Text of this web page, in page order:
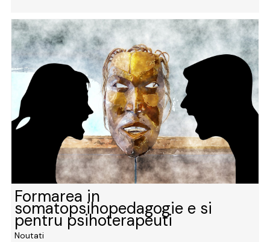
Formarea in
somatopsihopedagogie e si
pentru psihoterapeuti
Noutati